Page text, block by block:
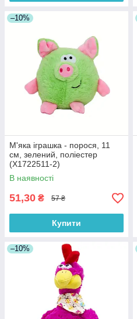
–10%
М'яка іграшка - порося, 11
см, зелений, поліестер
(X1722511-2)
В наявності
51,30 ₴ 57 ₴
Купити
–10%